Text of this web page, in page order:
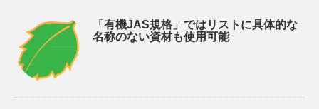
「有機JAS規格」ではリストに具体的な
名称のない資材も使用可能